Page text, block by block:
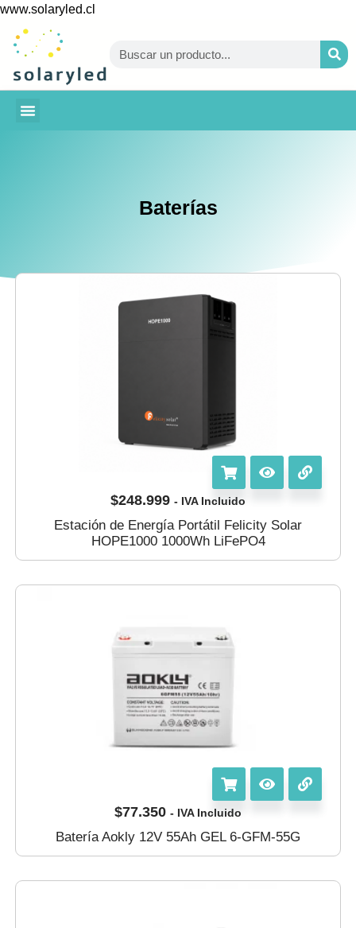
www.solaryled.cl
Baterías
$248.999 - IVA Incluido
Estación de Energía Portátil Felicity Solar
HOPE1000 1000Wh LiFePO4
$77.350 - IVA Incluido
Batería Aokly 12V 55Ah GEL 6-GFM-55G